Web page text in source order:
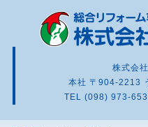
株式会
本社 〒904-2213
TEL (098) 973-